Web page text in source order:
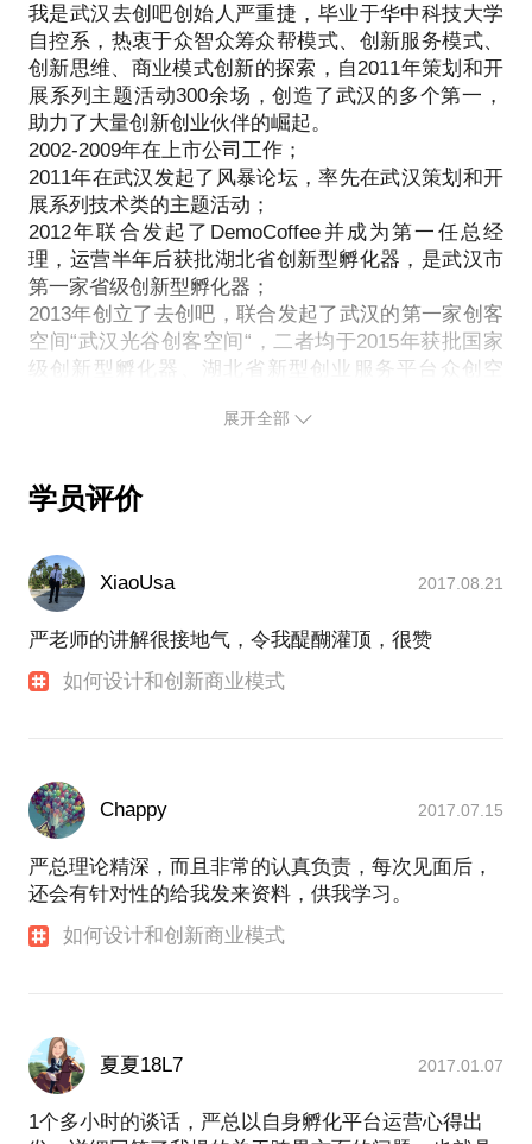
不知道如何架构可持续开展的活动模型
无法将机构的专业服务能力与双创活动有效结合起来
自2012年，我策划和开展了近400场创新创业服务活
动，对通过高频次双创小活动提升机构行业影响力有
自己独到的经验和心得。
我愿意与你分享的内容包括：
如何有效激活行业资源从而提升嘉宾的参与积极性与
报名招募的热度
如何策划可持续开展的双创小沙龙从而提高活动策划
开展的效率与质量
如何将机构的专业服务能力与双创活动有效结合从而
提升机构的行业影响力
PS.在选择与我见面前，请把你的问题更具体化。毕
提前发给我，方便我做更精确的准备，提升见面效
我是武汉去创吧创始人严重捷，毕业于华中科技大学
自控系，热衷于众智众筹众帮模式、创新服务模式、
创新思维、商业模式创新的探索，自2011年策划和开
展系列主题活动300余场，创造了武汉的多个第一，
助力了大量创新创业伙伴的崛起。
2002-2009年在上市公司工作；
2011年在武汉发起了风暴论坛，率先在武汉策划和开
展系列技术类的主题活动；
2012年联合发起了DemoCoffee并成为第一任总经
理，运营半年后获批湖北省创新型孵化器，是武汉市
第一家省级创新型孵化器；
2013年创立了去创吧，联合发起了武汉的第一家创客
空间“武汉光谷创客空间“，二者均于2015年获批国家
级创新型孵化器、湖北省新型创业服务平台众创空
2014年通过众筹时代火星会将众筹全面引入武汉，推
一届创客嘉年华推动了创客文化在武汉的发展。
展开全部
学员评价
XiaoUsa 2017.08.21
严老师的讲解很接地气，令我醍醐灌顶，很赞
如何设计和创新商业模式
Chappy 2017.07.15
严总理论精深，而且非常的认真负责，每次见面后，
还会有针对性的给我发来资料，供我学习。
如何设计和创新商业模式
夏夏18L7 2017.01.07
1个多小时的谈话，严总以自身孵化平台运营心得出